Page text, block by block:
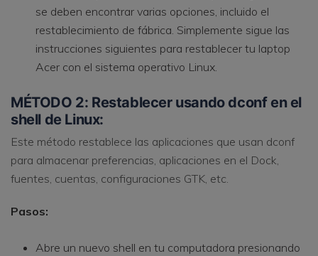
se deben encontrar varias opciones, incluido el
restablecimiento de fábrica. Simplemente sigue las
instrucciones siguientes para restablecer tu laptop
Acer con el sistema operativo Linux.
MÉTODO 2: Restablecer usando dconf en el
shell de Linux:
Este método restablece las aplicaciones que usan dconf
para almacenar preferencias, aplicaciones en el Dock,
fuentes, cuentas, configuraciones GTK, etc.
Pasos:
Abre un nuevo shell en tu computadora presionando